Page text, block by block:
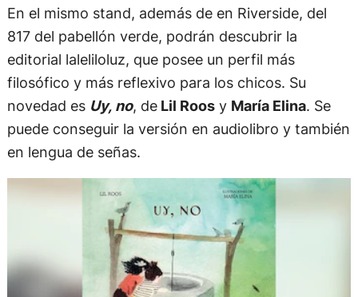
En el mismo stand, además de en Riverside, del
817 del pabellón verde, podrán descubrir la
editorial laleliloluz, que posee un perfil más
filosófico y más reflexivo para los chicos. Su
novedad es Uy, no, deLil Roosy María Elina. Se
puede conseguir la versión en audiolibro y también
en lengua de señas.